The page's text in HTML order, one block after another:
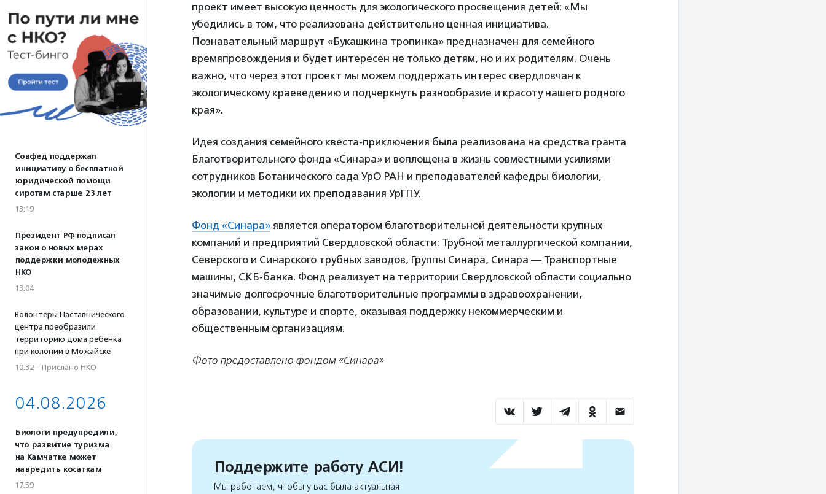
Совфед поддержал
инициативу о бесплатной
юридической помощи
сиротам старше 23 лет
13:19
Президент РФ подписал
закон о новых мерах
поддержки молодежных
НКО
13:04
Волонтеры Наставнического
центра преобразили
территорию дома ребенка
при колонии в Можайске
10:32 · Прислано НКО
04.08.2026
Биологи предупредили,
что развитие туризма
на Камчатке может
навредить косаткам
17:59
проект имеет высокую ценность для экологического просвещения детей: «Мы
убедились в том, что реализована действительно ценная инициатива.
Познавательный маршрут «Букашкина тропинка» предназначен для семейного
времяпровождения и будет интересен не только детям, но и их родителям. Очень
важно, что через этот проект мы можем поддержать интерес свердловчан к
экологическому краеведению и подчеркнуть разнообразие и красоту нашего родного
края».
Идея создания семейного квеста-приключения была реализована на средства гранта
Благотворительного фонда «Синара» и воплощена в жизнь совместными усилиями
сотрудников Ботанического сада УрО РАН и преподавателей кафедры биологии,
экологии и методики их преподавания УрГПУ.
Фонд «Синара» является оператором благотворительной деятельности крупных
компаний и предприятий Свердловской области: Трубной металлургической компании,
Северского и Синарского трубных заводов, Группы Синара, Синара — Транспортные
машины, СКБ-банка. Фонд реализует на территории Свердловской области социально
значимые долгосрочные благотворительные программы в здравоохранении,
образовании, культуре и спорте, оказывая поддержку некоммерческим и
общественным организациям.
Фото предоставлено фондом «Синара»
Поддержите работу АСИ!
Мы работаем, чтобы у вас была актуальная